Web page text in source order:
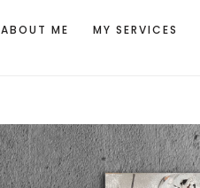
ABOUT ME MY SERVICES